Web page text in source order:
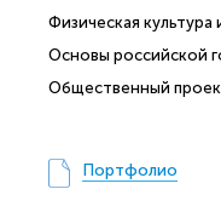
Физическая культура
Основы российской
Общественный
Портфолио